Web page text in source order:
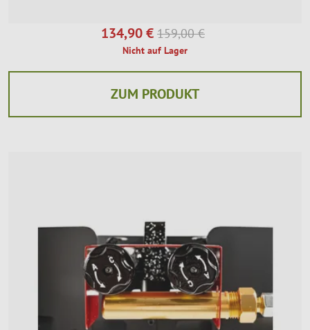
134,90 € 159,00 €
Nicht auf Lager
ZUM PRODUKT